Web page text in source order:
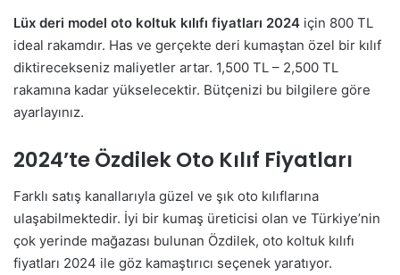
Lüx deri model oto koltuk kılıfı fiyatları 2024 için 800 TL
ideal rakamdır. Has ve gerçekte deri kumaştan özel bir kılıf
diktirecekseniz maliyetler artar. 1,500 TL – 2,500 TL
rakamına kadar yükselecektir. Bütçenizi bu bilgilere göre
ayarlayınız.
2024’te Özdilek Oto Kılıf Fiyatları
Farklı satış kanallarıyla güzel ve şık oto kılıflarına
ulaşabilmektedir. İyi bir kumaş üreticisi olan ve Türkiye’nin
çok yerinde mağazası bulunan Özdilek, oto koltuk kılıfı
fiyatları 2024 ile göz kamaştırıcı seçenek yaratıyor.